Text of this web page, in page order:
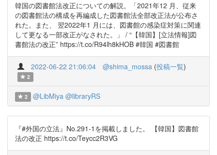
韓国の図書館法改正についての解説。「2021年12 月、従来
の図書館法の構成を再編成した図書館法全部改正法が公布さ
れた。また、 翌2022年1 月には、図書館の感染症対策に関連
して更なる一部改正がなされた。」 / “【韓国】[立法情報]図
書館法の改正” https://t.co/R94lh8kHOB #韓国 #図書館
2022-06-22 21:06:04 @shima_mossa (投稿一覧)
2
2 @LibMiya @libraryRS
『#外国の立法』No.291-1を掲載しました。 【韓国】図書館
法の改正 https://t.co/Teycc2R3VG